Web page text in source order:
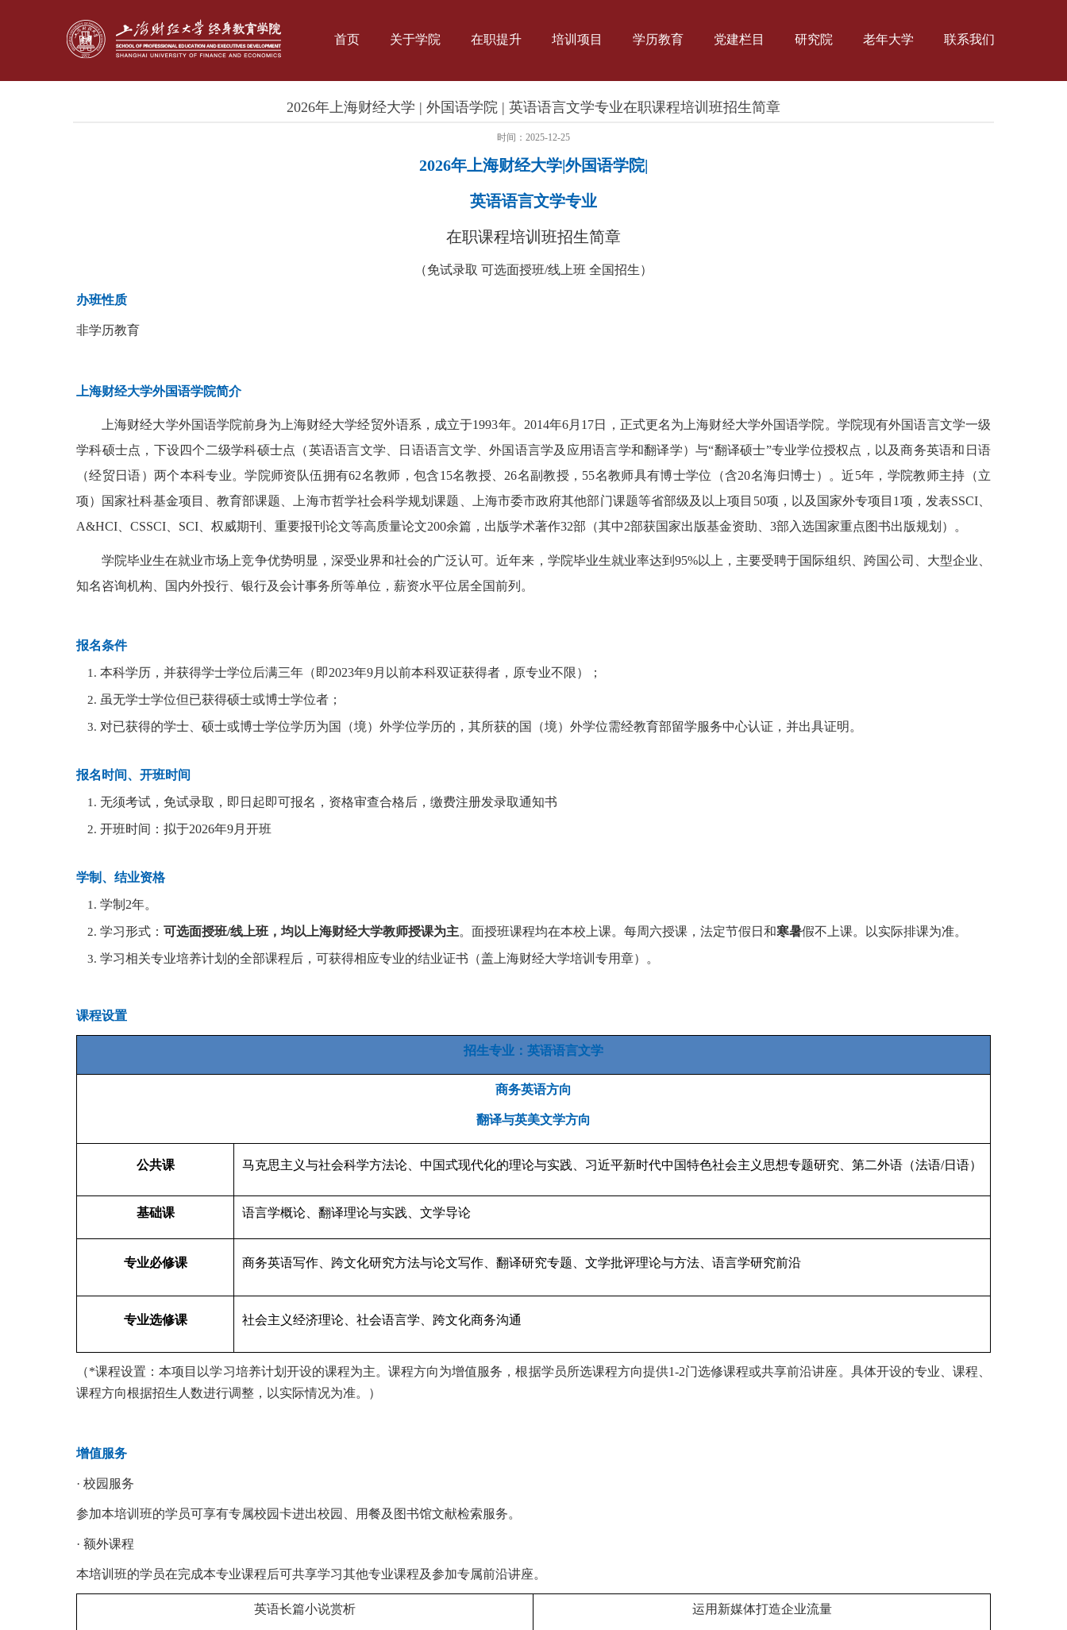
首页 关于学院 在职提升 培训项目 学历教育 党建栏目 研究院 老年大学 联系我们
2026年上海财经大学 | 外国语学院 | 英语语言文学专业在职课程培训班招生简章
时间：2025-12-25
2026年上海财经大学|外国语学院|
英语语言文学专业
在职课程培训班招生简章
（免试录取 可选面授班/线上班 全国招生）
办班性质
非学历教育
上海财经大学外国语学院简介
上海财经大学外国语学院前身为上海财经大学经贸外语系，成立于1993年。2014年6月17日，正式更名为上海财经大学外国语学院。学院现有外国语言文学一级
学科硕士点，下设四个二级学科硕士点（英语语言文学、日语语言文学、外国语言学及应用语言学和翻译学）与“翻译硕士”专业学位授权点，以及商务英语和日语
（经贸日语）两个本科专业。学院师资队伍拥有62名教师，包含15名教授、26名副教授，55名教师具有博士学位（含20名海归博士）。近5年，学院教师主持（立
项）国家社科基金项目、教育部课题、上海市哲学社会科学规划课题、上海市委市政府其他部门课题等省部级及以上项目50项，以及国家外专项目1项，发表SSCI、
A&HCI、CSSCI、SCI、权威期刊、重要报刊论文等高质量论文200余篇，出版学术著作32部（其中2部获国家出版基金资助、3部入选国家重点图书出版规划）。
学院毕业生在就业市场上竞争优势明显，深受业界和社会的广泛认可。近年来，学院毕业生就业率达到95%以上，主要受聘于国际组织、跨国公司、大型企业、
知名咨询机构、国内外投行、银行及会计事务所等单位，薪资水平位居全国前列。
报名条件
本科学历，并获得学士学位后满三年（即2023年9月以前本科双证获得者，原专业不限）；
虽无学士学位但已获得硕士或博士学位者；
对已获得的学士、硕士或博士学位学历为国（境）外学位学历的，其所获的国（境）外学位需经教育部留学服务中心认证，并出具证明。
报名时间、开班时间
无须考试，免试录取，即日起即可报名，资格审查合格后，缴费注册发录取通知书
开班时间：拟于2026年9月开班
学制、结业资格
学制2年。
学习形式： 可选面授班/线上班，均以上海财经大学教师授课为主。面授班课程均在本校上课。每周六授课，法定节假日和寒暑假不上课。以实际排课为准。
学习相关专业培养计划的全部课程后，可获得相应专业的结业证书（盖上海财经大学培训专用章）。
课程设置
招生专业：英语语言文学
商务英语方向
翻译与英美文学方向
公共课 马克思主义与社会科学方法论、中国式现代化的理论与实践、习近平新时代中国特色社会主义思想专题研究、第二外语（法语/日语）
基础课 语言学概论、翻译理论与实践、文学导论
专业必修课 商务英语写作、跨文化研究方法与论文写作、翻译研究专题、文学批评理论与方法、语言学研究前沿
专业选修课 社会主义经济理论、社会语言学、跨文化商务沟通
（*课程设置：本项目以学习培养计划开设的课程为主。课程方向为增值服务，根据学员所选课程方向提供1-2门选修课程或共享前沿讲座。具体开设的专业、课程、
课程方向根据招生人数进行调整，以实际情况为准。）
增值服务
· 校园服务
参加本培训班的学员可享有专属校园卡进出校园、用餐及图书馆文献检索服务。
· 额外课程
本培训班的学员在完成本专业课程后可共享学习其他专业课程及参加专属前沿讲座。
英语长篇小说赏析 运用新媒体打造企业流量